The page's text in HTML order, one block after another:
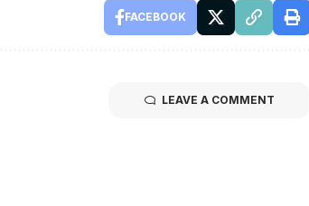
FACEBOOK
LEAVE A COMMENT